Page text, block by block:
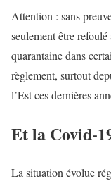
Attention : sans
seulement être
quarantaine dans
règlement, surtout
l’Est ces dernières
Et la Covid-
La situation évolue